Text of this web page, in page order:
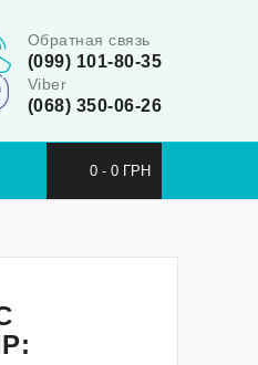
Обратная связь
(099) 101-80-35
Viber
(068) 350-06-26
0 - 0 ГРН